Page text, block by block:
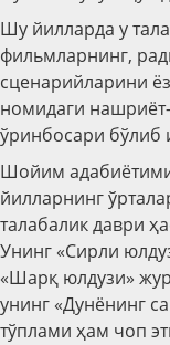
Шу йилларда у
фильмларнинг,
сценарийларини
номидаги
ўринбосари
Шойим
йилларнинг
талабалик даври
Унинг «Сирли
«Шарқ юлдузи»
унинг «Дунёнинг
тўплами ҳам чоп